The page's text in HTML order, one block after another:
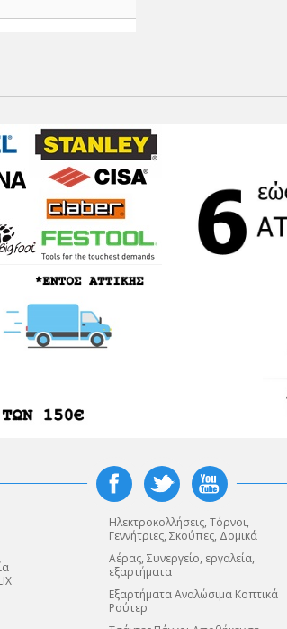
Ηλεκτροκολλήσεις, Τόρνοι,
Γεννήτριες, Σκούπες, Δομικά
Αέρας, Συνεργείο, εργαλεία,
εξαρτήματα
Εξαρτήματα Αναλώσιμα Κοπτικά
Ρούτερ